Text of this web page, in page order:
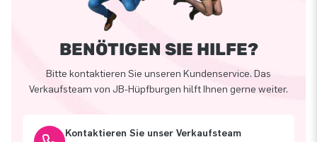
BENÖTIGEN SIE HILFE?
Bitte kontaktieren Sie unseren Kundenservice. Das
Verkaufsteam von JB-Hüpfburgen hilft Ihnen gerne weiter.
Kontaktieren Sie unser Verkaufsteam